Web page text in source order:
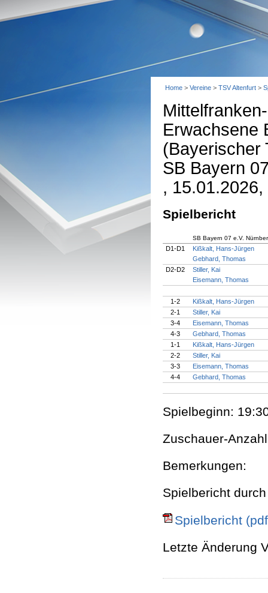
Home > Vereine > TSV Altenfurt >
Erwachsene
(Bayerischer
SB Bayern
,
Spielbericht
SB Bayern 07 e.V.
D1-D1
Kißkalt, Hans-Jürgen
Gebhard, Thomas
D2-D2
Stiller, Kai
Eisemann, Thomas
1-2
Kißkalt, Hans-Jürgen
2-1
Stiller, Kai
3-4
Eisemann, Thomas
4-3
Gebhard, Thomas
1-1
Kißkalt, Hans-Jürgen
2-2
Stiller, Kai
3-3
Eisemann, Thomas
4-4
Gebhard, Thomas
Spielbeginn:
Zuschauer-
Bemerkungen:
Spielbericht
Spielbericht
Letzte Änderung